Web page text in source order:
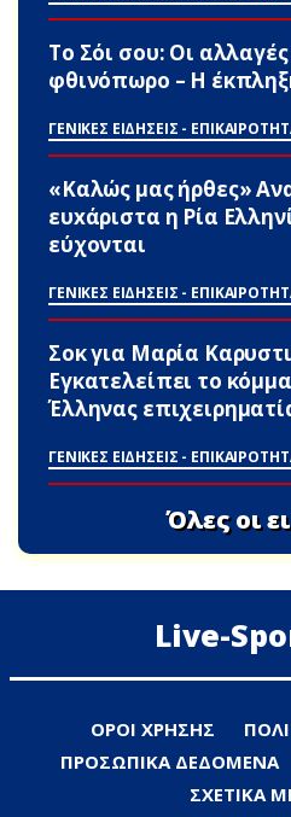
Το Σόι σου: Οι
φθινόπωρο – Η
ΓΕΝΙΚΕΣ ΕΙΔΗΣΕΙΣ -
«Καλώς μας ήρθες»
ευxάριστα η Ρία
εύχονται
ΓΕΝΙΚΕΣ ΕΙΔΗΣΕΙΣ -
Σoκ για Μαρία
Εγκατελείπει το
Έλληνας
ΓΕΝΙΚΕΣ ΕΙΔΗΣΕΙΣ -
Όλες οι
Live-
ΟΡΟΙ ΧΡΗΣΗΣ
ΠΡΟΣΩΠΙΚΑ ΔΕΔΟΜΕΝΑ
ΣΧΕΤΙΚΑ